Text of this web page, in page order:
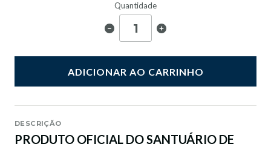
Quantidade
ADICIONAR AO CARRINHO
DESCRIÇÃO
PRODUTO OFICIAL DOSANTUÁRIO DE